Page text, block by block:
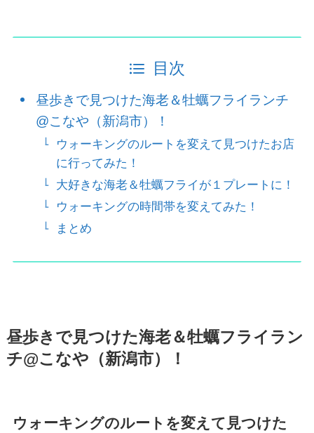
目次
昼歩きで見つけた海老＆牡蠣フライランチ
@こなや（新潟市）！
ウォーキングのルートを変えて見つけたお店
に行ってみた！
大好きな海老＆牡蠣フライが１プレートに！
ウォーキングの時間帯を変えてみた！
まとめ
昼歩きで見つけた海老＆牡蠣フライラン
チ@こなや（新潟市）！
ウォーキングのルートを変えて見つけた